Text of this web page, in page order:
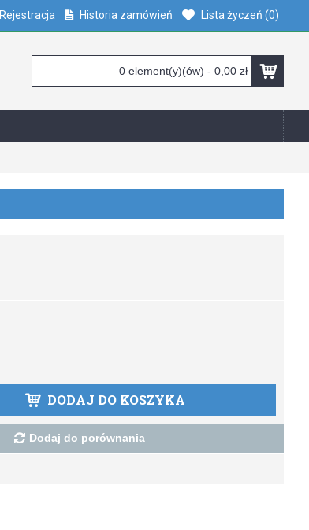
Rejestracja Historia zamówień Lista życzeń (0)
0 element(y)(ów) - 0,00 zł
DODAJ DO KOSZYKA
Dodaj do porównania